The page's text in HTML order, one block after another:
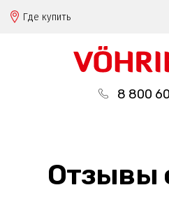
Где купить
8 800
Отзывы